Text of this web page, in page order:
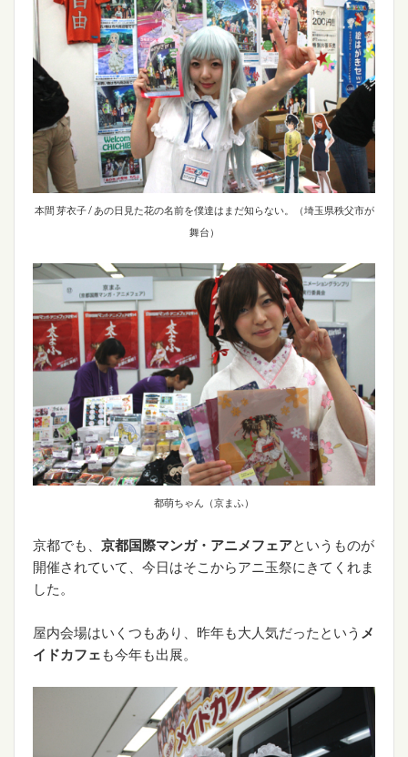
本間 芽衣子 / あの日見た花の名前を僕達はまだ知らない。（埼玉県秩父市が
舞台）
都萌ちゃん（京まふ）
京都でも、 京都国際マンガ・アニメフェアというものが
開催されていて、今日はそこからアニ玉祭にきてくれま
した。
屋内会場はいくつもあり、昨年も大人気だったという メ
イドカフェ も今年も出展。